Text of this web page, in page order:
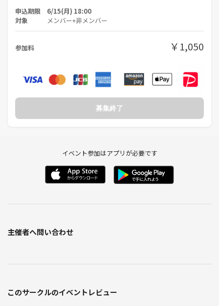
申込期限 6/15(月) 18:00
対象 メンバー+非メンバー
参加料 ￥1,050
募集終了
イベント参加はアプリが必要です
主催者へ問い合わせ
このサークルのイベントレビュー